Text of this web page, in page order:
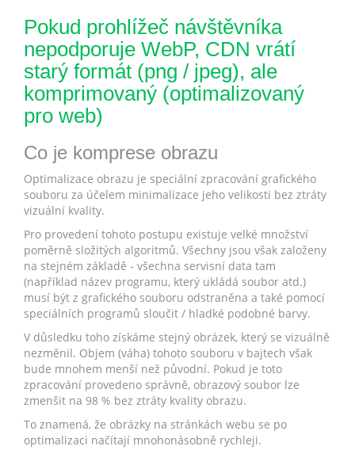
Pokud prohlížeč návštěvníka
nepodporuje WebP, CDN vrátí
starý formát (png / jpeg), ale
komprimovaný (optimalizovaný
pro web)
Co je komprese obrazu
Optimalizace obrazu je speciální zpracování grafického
souboru za účelem minimalizace jeho velikosti bez ztráty
vizuální kvality.
Pro provedení tohoto postupu existuje velké množství
poměrně složitých algoritmů. Všechny jsou však založeny
na stejném základě - všechna servisní data tam
(například název programu, který ukládá soubor atd.)
musí být z grafického souboru odstraněna a také pomocí
speciálních programů sloučit / hladké podobné barvy.
V důsledku toho získáme stejný obrázek, který se vizuálně
nezměnil. Objem (váha) tohoto souboru v bajtech však
bude mnohem menší než původní. Pokud je toto
zpracování provedeno správně, obrazový soubor lze
zmenšit na 98 % bez ztráty kvality obrazu.
To znamená, že obrázky na stránkách webu se po
optimalizaci načítají mnohonásobně rychleji.